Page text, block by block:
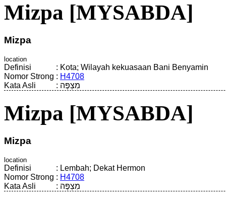
Mizpa [MYSABDA]
Mizpa
location
Definisi : Kota; Wilayah kekuasaan Bani Benyamin
Nomor Strong : H4708
Kata Asli
: מִצְפֶּה
Mizpa [MYSABDA]
Mizpa
location
Definisi : Lembah; Dekat Hermon
Nomor Strong : H4708
Kata Asli
: מִצְפֶּה